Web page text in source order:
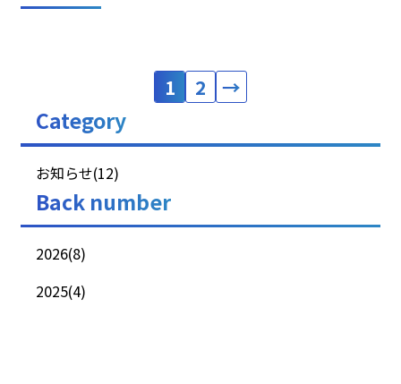
1 2 →
Category
お知らせ(12)
Back number
2026(8)
2025(4)